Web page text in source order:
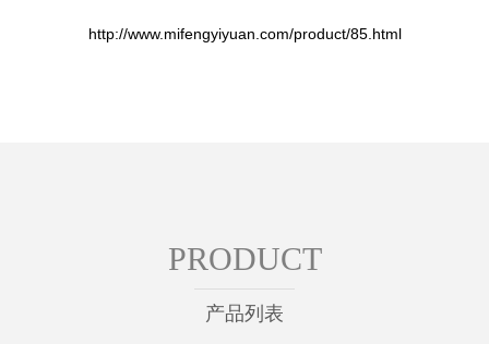
http://www.mifengyiyuan.com/product/85.html
PRODUCT
产品列表